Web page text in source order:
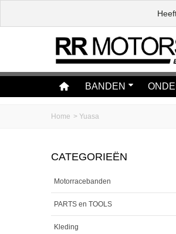
BANDEN
Home > Yuasa
CATEGORIEËN
Motorracebanden
PARTS en TOOLS
Kleding